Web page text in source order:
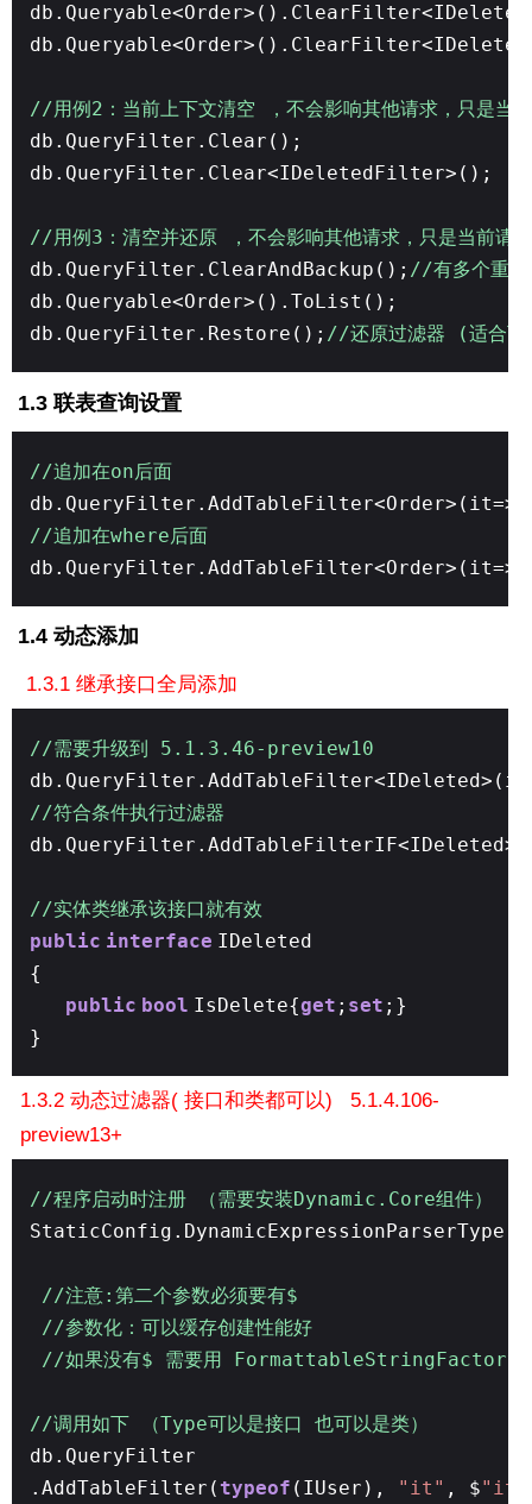
//用例2：当前上下文清空 ，不会影响其他请求，只是当
db.QueryFilter.Clear();
db.QueryFilter.Clear<IDeletedFilter>();
//用例3：清空并还原 ，不会影响其他请求，只是当前请
db.QueryFilter.ClearAndBackup(); //有多个重
db.Queryable<Order>().ToList();
db.QueryFilter.Restore(); //还原过滤器 (适合下
1.3 联表查询设置
//追加在on后面
//追加在where后面
1.4 动态添加
1.3.1 继承接口全局添加
//需要升级到 5.1.3.46-preview10
//符合条件执行过滤器
//实体类继承该接口就有效
public interface IDeleted
{
public bool IsDelete{get ; set ;}
}
1.3.2 动态过滤器( 接口和类都可以) 5.1.4.106-
preview13+
//程序启动时注册 （需要安装Dynamic.Core组件）
StaticConfig.DynamicExpressionParserType
//注意:第二个参数必须要有$
//参数化：可以缓存创建性能好
//如果没有$ 需要用
//调用如下 （Type可以是接口 也可以是类）
db.QueryFilter
.AddTableFilter(typeof (IUser), "it" , $